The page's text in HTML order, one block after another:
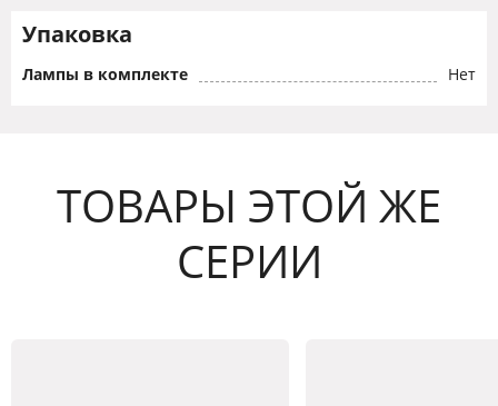
Упаковка
Лампы в комплекте Нет
ТОВАРЫ ЭТОЙ ЖЕ
СЕРИИ